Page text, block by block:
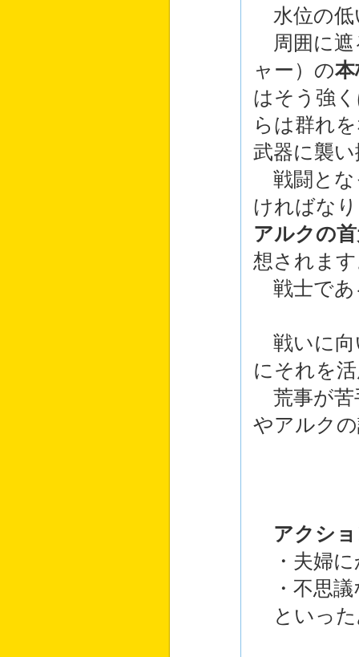
水位の低
周囲に遮
ャー）の
はそう強
らは群れ
武器に襲
戦闘とな
ければな
アルクの
想されま
戦士であ
戦いに向
にそれを
荒事が苦
やアルク
アクシ
・夫婦に
・不思議
といった